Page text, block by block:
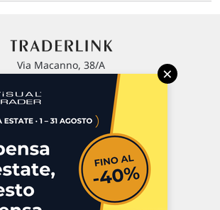
Via Macanno, 38/A
P.IVA 02 452 460 401
Commenti e segnalazioni
Contattaci
×